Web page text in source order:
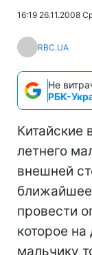
16:19 26.11.2008
RBC.UA
Не
РБК-
Китайские
летнего
внешней
провести
которое
мальчику